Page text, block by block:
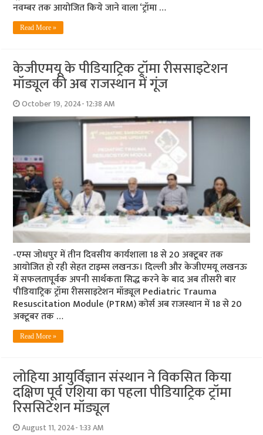
नवम्बर तक आयोजित किये जाने वाला ‘ट्रॉमा …
Read More »
केजीएमयू के पीडियाट्रिक ट्रॉमा रीससाइटेशन
मॉड्यूल की अब राजस्थान में गूंज
October 19, 2024- 12:38 AM
-एम्स जोधपुर में तीन दिवसीय कार्यशाला 18 से 20 अक्टूबर तक
आयोजित हो रही सेहत टाइम्स लखनऊ। दिल्ली और केजीएमयू लखनऊ
में सफलतापूर्वक अपनी सार्थकता सिद्ध करने के बाद अब तीसरी बार
पीडियाट्रिक ट्रॉमा रीससाइटेशन मॉड्यूल Pediatric Trauma
Resuscitation Module (PTRM) कोर्स अब राजस्थान में 18 से 20
अक्टूबर तक …
Read More »
लोहिया आयुर्विज्ञान संस्थान ने विकसित किया
दक्षिण पूर्व एशिया का पहला पीडियाट्रिक ट्रॉमा
रिससिटेशन मॉड्यूल
August 11, 2024- 1:33 AM